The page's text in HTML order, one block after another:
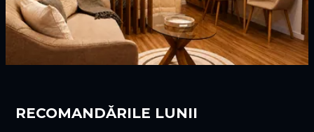
RECOMANDǍRILE LUNII